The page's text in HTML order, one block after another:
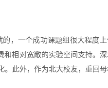
，一个成功课题组很大程度上
和相对宽敞的实验空间支持。深
。此外，作为北大校友，重回